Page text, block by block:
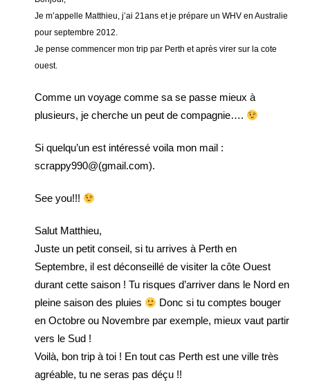
Je m’appelle Matthieu, j’ai 21ans et je prépare un WHV en Australie
pour septembre 2012.
Je pense commencer mon trip par Perth et après virer sur la cote
ouest.
Comme un voyage comme sa se passe mieux à
plusieurs, je cherche un peut de compagnie….
Si quelqu’un est intéressé voila mon mail :
scrappy990@(gmail.com).
See you!!!
Salut Matthieu,
Juste un petit conseil, si tu arrives à Perth en
Septembre, il est déconseillé de visiter la côte Ouest
durant cette saison ! Tu risques d’arriver dans le Nord en
pleine saison des pluies
Donc si tu comptes bouger
en Octobre ou Novembre par exemple, mieux vaut partir
vers le Sud !
Voilà, bon trip à toi ! En tout cas Perth est une ville très
agréable, tu ne seras pas déçu !!